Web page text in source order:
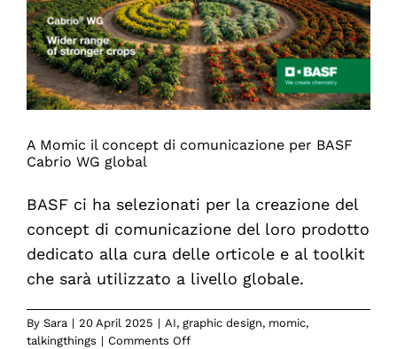
A Momic il concept di comunicazione per BASF
Cabrio WG global
BASF ci ha selezionati per la creazione del
concept di comunicazione del loro prodotto
dedicato alla cura delle orticole e al toolkit
che sarà utilizzato a livello globale.
By Sara | 20 April 2025 | AI, graphic design, momic,
talkingthings | Comments Offon